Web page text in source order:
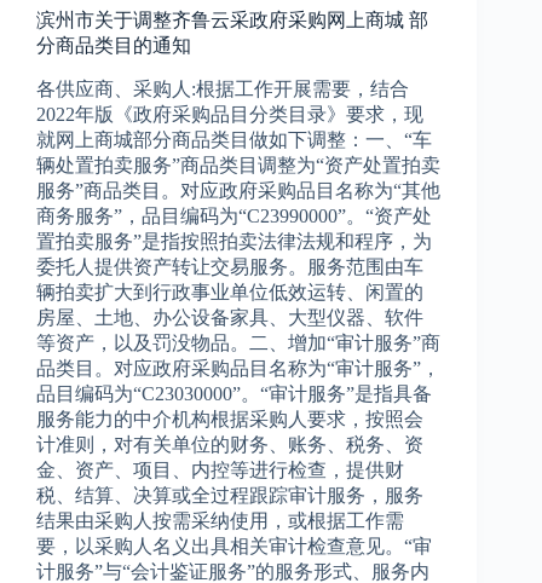
滨州市关于调整齐鲁云采政府采购网上商城 部
分商品类目的通知
各供应商、采购人:根据工作开展需要，结合
2022年版《政府采购品目分类目录》要求，现
就网上商城部分商品类目做如下调整：一、“车
辆处置拍卖服务”商品类目调整为“资产处置拍卖
服务”商品类目。对应政府采购品目名称为“其他
商务服务”，品目编码为“C23990000”。“资产处
置拍卖服务”是指按照拍卖法律法规和程序，为
委托人提供资产转让交易服务。服务范围由车
辆拍卖扩大到行政事业单位低效运转、闲置的
房屋、土地、办公设备家具、大型仪器、软件
等资产，以及罚没物品。二、增加“审计服务”商
品类目。对应政府采购品目名称为“审计服务”，
品目编码为“C23030000”。“审计服务”是指具备
服务能力的中介机构根据采购人要求，按照会
计准则，对有关单位的财务、账务、税务、资
金、资产、项目、内控等进行检查，提供财
税、结算、决算或全过程跟踪审计服务，服务
结果由采购人按需采纳使用，或根据工作需
要，以采购人名义出具相关审计检查意见。“审
计服务”与“会计鉴证服务”的服务形式、服务内